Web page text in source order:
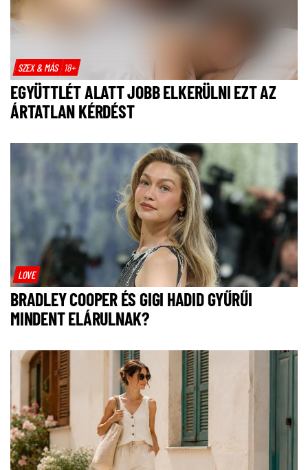
SZEX & MÁS 18+
EGYÜTTLÉT ALATT JOBB ELKERÜLNI EZT AZ
ÁRTATLAN KÉRDÉST
LOVE
BRADLEY COOPER ÉS GIGI HADID GYŰRŰI
MINDENT ELÁRULNAK?